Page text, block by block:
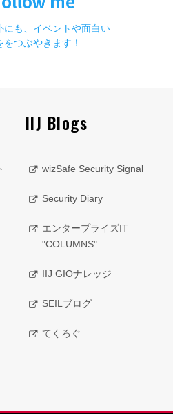
にも、イベントや面白い
をつぶやきます！
IIJ Blogs
wizSafe Security Signal
Security Diary
エンタープライズIT
"COLUMNS"
IIJ GIOナレッジ
SEILブログ
てくろぐ